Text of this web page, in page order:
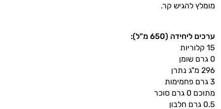
מומלץ להגיש קר.
ערכים ליחידה (650 מ"ל):
15 קלוריות
0 גרם שומן
296 מ"ג נתרן
3 גרם פחמימות
מתוכם 0 גרם סוכר
0.5 גרם חלבון